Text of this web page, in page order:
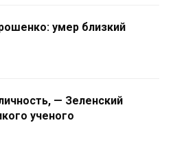
умер близкий
— Зеленский
ученого